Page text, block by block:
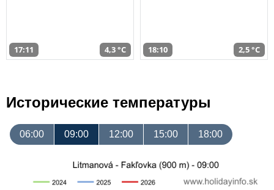
17:11 4,3 °C 18:10 2,5 °C
Исторические температуры
06:00 09:00 12:00 15:00 18:00